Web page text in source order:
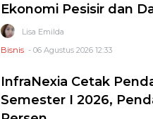
Ekonomi Pesisir dan
Lisa Emilda
Bisnis - 06 Agustus 2026 12:33
InfraNexia Cetak
Semester I 2026,